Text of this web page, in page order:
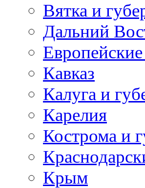
Вятка и
Дальний
Кавказ
Калуга и
Карелия
Кострома и
Крым